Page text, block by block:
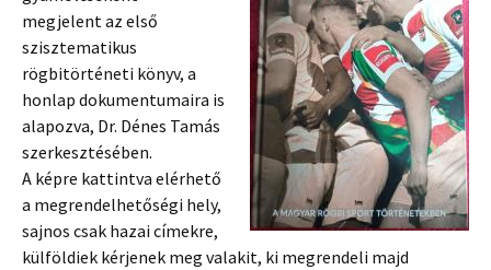
megjelent az első
szisztematikus
rögbitörténeti könyv, a
honlap dokumentumaira is
alapozva, Dr. Dénes Tamás
szerkesztésében.
A képre kattintva elérhető
a megrendelhetőségi hely,
sajnos csak hazai címekre,
külföldiek kérjenek meg valakit, ki megrendeli majd